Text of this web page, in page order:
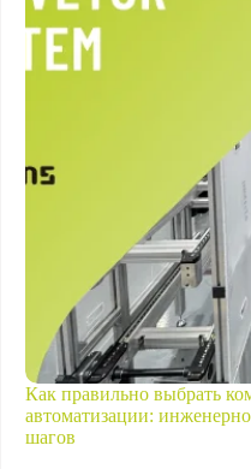
Как правильно выбрать
автоматизации:
шагов